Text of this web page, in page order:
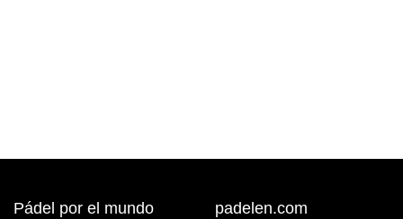
Pádel por el mundo padelen.com